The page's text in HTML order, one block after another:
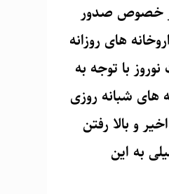
خصوص صدور
های روزانه
با توجه به
های شبانه روزی
و بالا رفتن
به این